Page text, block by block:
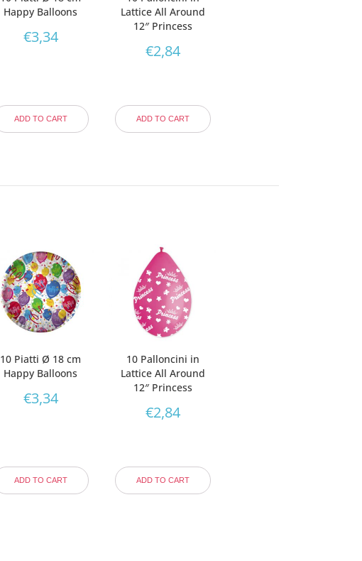
Happy Balloons
€3,34
ADD TO CART
Lattice All Around
12″ Princess
€2,84
ADD TO CART
10 Piatti Ø 18 cm
Happy Balloons
€3,34
ADD TO CART
10 Palloncini in
Lattice All Around
12″ Princess
€2,84
ADD TO CART